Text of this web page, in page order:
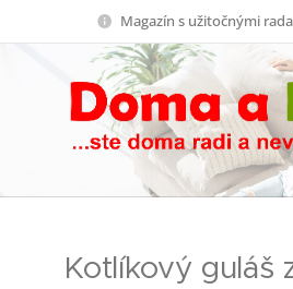
Magazín s užitočnými
Kotlíkový guláš